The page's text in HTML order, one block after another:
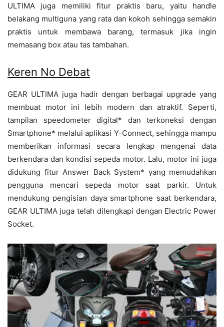
ULTIMA juga memiliki fitur praktis baru, yaitu handle
belakang multiguna yang rata dan kokoh sehingga semakin
praktis untuk membawa barang, termasuk jika ingin
memasang box atau tas tambahan.
Keren No Debat
GEAR ULTIMA juga hadir dengan berbagai upgrade yang
membuat motor ini lebih modern dan atraktif. Seperti,
tampilan speedometer digital* dan terkoneksi dengan
Smartphone* melalui aplikasi Y-Connect, sehingga mampu
memberikan informasi secara lengkap mengenai data
berkendara dan kondisi sepeda motor. Lalu, motor ini juga
didukung fitur Answer Back System* yang memudahkan
pengguna mencari sepeda motor saat parkir. Untuk
mendukung pengisian daya smartphone saat berkendara,
GEAR ULTIMA juga telah dilengkapi dengan Electric Power
Socket.